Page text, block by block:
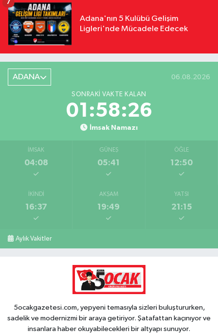
Adana'nın 5 Kulübü Gelişim
Ligleri'nde Mücadele Edecek
7
ADANA 06.08.2026
SONRAKI VAKTE KALAN
01:58:25
İmsak Namazı
İMSAK
04:08
GÜNEŞ
05:41
ÖĞLE
12:50
İKINDI
16:37
AKŞAM
19:49
YATSI
21:15
Aylık Vakitler
5ocakgazetesi.com, yepyeni temasıyla sizleri buluştururken,
sadelik ve modernizmi bir araya getiriyor. Şatafattan kaçınıyor ve
insanlara haber okuyabilecekleri bir altyapı sunuyor.